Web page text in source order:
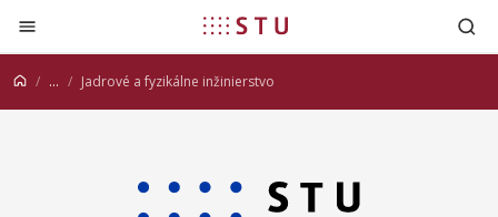
Prejsť na obsah
... Jadrové a fyzikálne inžinierstvo